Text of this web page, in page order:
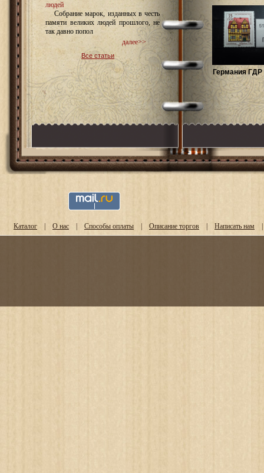
людей
Собрание марок, изданных в честь
памяти великих людей прошлого, не
так давно попол
далее>>
Все статьи
Германия ГДР
Каталог | О нас | Способы оплаты | Описание торгов | Написать нам |